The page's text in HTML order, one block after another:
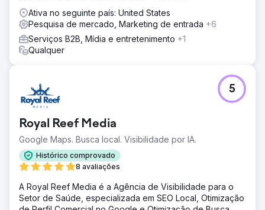
Ativa no seguinte país: United States
Pesquisa de mercado, Marketing de entrada +6
Serviços B2B, Mídia e entretenimento +1
Qualquer
Royal Reef Media
Google Maps. Busca local. Visibilidade por IA.
Histórico comprovado
8 avaliações
5
A Royal Reef Media é a Agência de Visibilidade para o
Setor de Saúde, especializada em SEO Local, Otimização